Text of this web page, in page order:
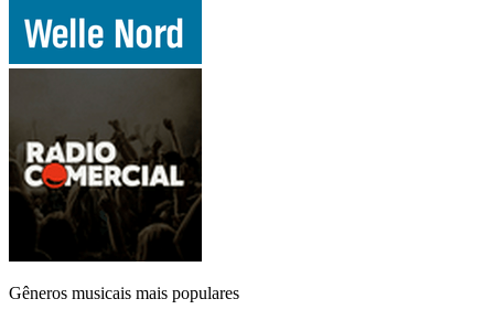
Gêneros musicais mais populares